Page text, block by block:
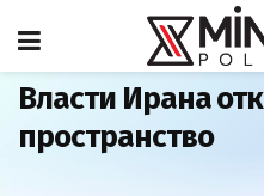
Главная
Власти Ирана
пространство